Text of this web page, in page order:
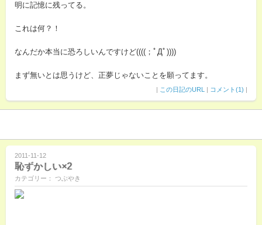
明に記憶に残ってる。
これは何？！
なんだか本当に恐ろしいんですけど((((；ﾟДﾟ))))
まず無いとは思うけど、正夢じゃないことを願ってます。
| この日記のURL | コメント(1) |
2011-11-12
恥ずかしい×2
カテゴリー： つぶやき